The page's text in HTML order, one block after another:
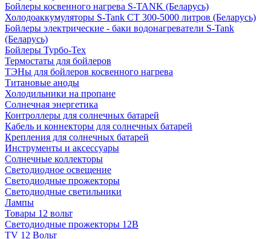
Бойлеры косвенного нагрева S-TANK (Беларусь)
Холодоаккумуляторы S-Tank СТ 300-5000 литров (Беларусь)
Бойлеры электрические - баки водонагреватели S-Tank
(Беларусь)
Бойлеры Турбо-Тех
Термостаты для бойлеров
ТЭНы для бойлеров косвенного нагрева
Титановые аноды
Холодильники на пропане
Солнечная энергетика
Контроллеры для солнечных батарей
Кабель и коннекторы для солнечных батарей
Крепления для солнечных батарей
Инструменты и аксессуары
Солнечные коллекторы
Светодиодное освещение
Светодиодные прожекторы
Светодиодные светильники
Лампы
Товары 12 вольт
Светодиодные прожекторы 12В
TV 12 Вольт